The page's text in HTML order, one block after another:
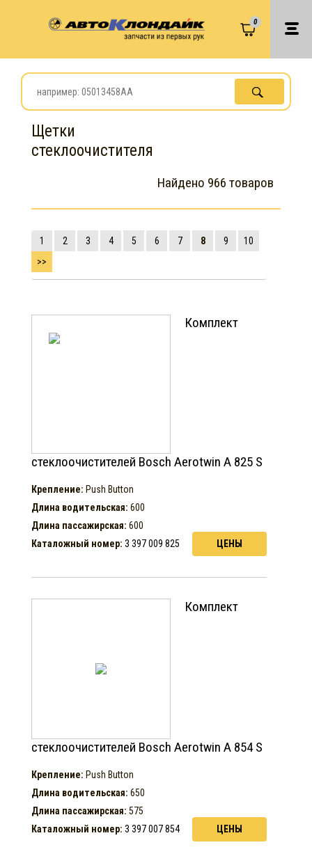
0
Щетки
стеклоочистителя
Найдено 966 товаров
1 2 3 4 5 6 7 8 9
10
>>
Комплект
стеклоочистителей Bosch Aerotwin A 825 S
Крепление: Push Button
Длина водительская: 600
Длина пассажирская: 600
Каталожный номер: 3 397 009 825 ЦЕНЫ
Комплект
стеклоочистителей Bosch Aerotwin A 854 S
Крепление: Push Button
Длина водительская: 650
Длина пассажирская: 575
Каталожный номер: 3 397 007 854 ЦЕНЫ